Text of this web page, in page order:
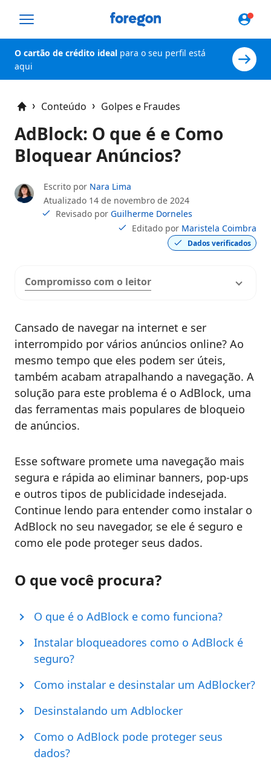
Foregon.com
O cartão de crédito ideal para o seu perfil está
aqui
HomeConteúdo Golpes e Fraudes
AdBlock: O que é e Como
Bloquear Anúncios?
Escrito por Nara Lima
Atualizado 14 de novembro de 2024
Revisado por Guilherme Dorneles
Editado por Maristela Coimbra
Dados verificados
Compromisso com o leitor
Cansado de navegar na internet e ser
interrompido por vários anúncios online? Ao
mesmo tempo que eles podem ser úteis,
também acabam atrapalhando a navegação. A
solução para este problema é o AdBlock, uma
das ferramentas mais populares de bloqueio
de anúncios.
Esse software promete uma navegação mais
segura e rápida ao eliminar banners, pop-ups
e outros tipos de publicidade indesejada.
Continue lendo para entender como instalar o
AdBlock no seu navegador, se ele é seguro e
como ele pode proteger seus dados.
O que você procura?
O que é o AdBlock e como funciona?
Instalar bloqueadores como o AdBlock é
seguro?
Como instalar e desinstalar um AdBlocker?
Desinstalando um Adblocker
Como o AdBlock pode proteger seus
dados?